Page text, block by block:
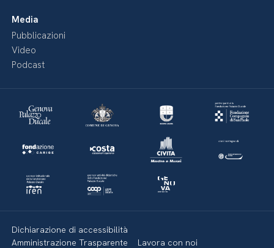
Media
Pubblicazioni
Video
Podcast
Dichiarazione di accessibilità
Amministrazione Trasparente
Lavora con noi